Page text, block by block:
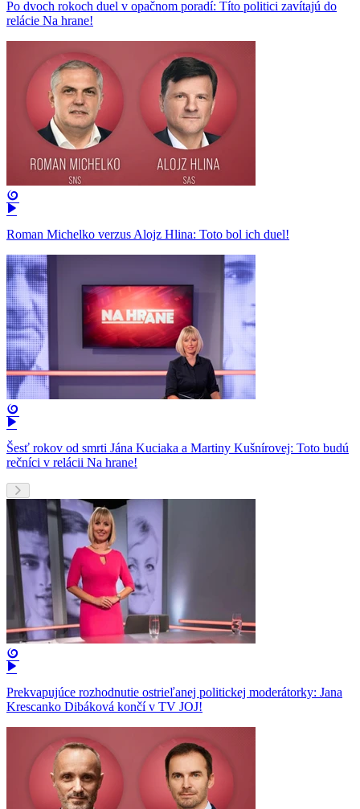
Po dvoch rokoch duel v opačnom poradí: Títo politici zavítajú do
relácie Na hrane!
Roman Michelko verzus Alojz Hlina: Toto bol ich duel!
Šesť rokov od smrti Jána Kuciaka a Martiny Kušnírovej: Toto budú
rečníci v relácii Na hrane!
Prekvapujúce rozhodnutie ostrieľanej politickej moderátorky: Jana
Krescanko Dibáková končí v TV JOJ!